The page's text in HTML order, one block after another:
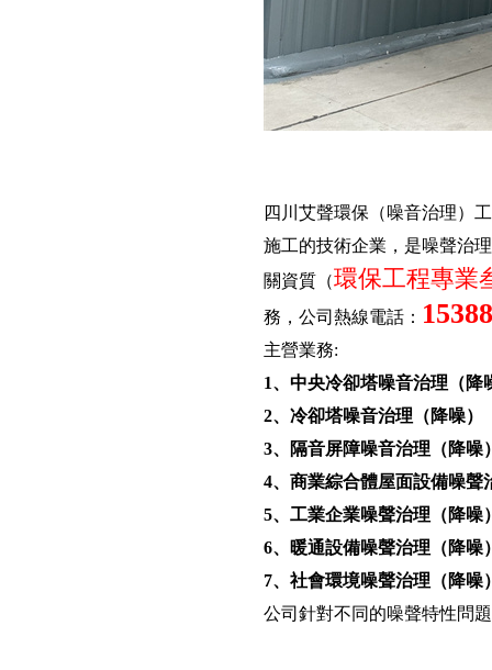
四川艾聲環保（噪音治理）
施工的技術企業，是噪聲治
關資質（環保工程專業
務，公司熱線電話：
主營業務:
1、中央冷卻塔噪音治理（降
2、冷卻塔噪音治理（降噪）
3、隔音屏障噪音治理（降噪
4、商業綜合體屋面設備噪聲
5、工業企業噪聲治理（降噪
6、暖通設備噪聲治理（降噪
7、社會環境噪聲治理（降噪
公司針對不同的噪聲特性問